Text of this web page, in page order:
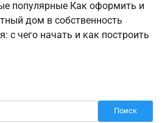
популярные Как оформить и
дом в собственность
с чего начать и как построить
Поиск